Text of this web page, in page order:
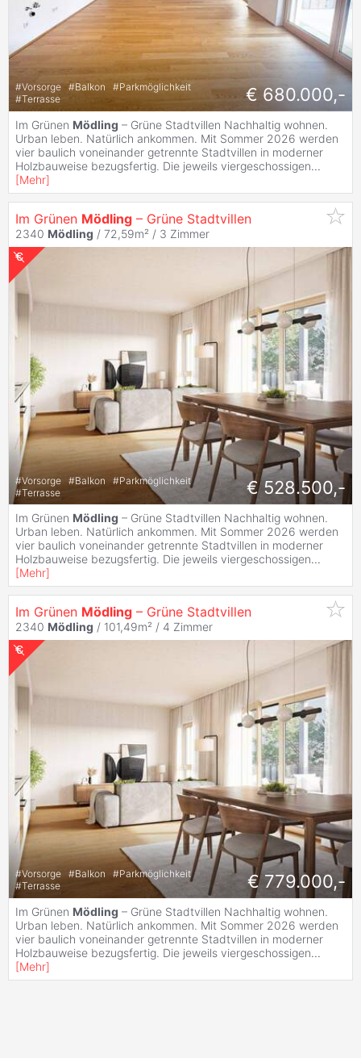
#Vorsorge #Balkon #Parkmöglichkeit
#Terrasse € 680.000,-
Im Grünen Mödling – Grüne Stadtvillen Nachhaltig wohnen.
Urban leben. Natürlich ankommen. Mit Sommer 2026 werden
vier baulich voneinander getrennte Stadtvillen in moderner
Holzbauweise bezugsfertig. Die jeweils viergeschossigen...
[Mehr]
Im Grünen Mödling – Grüne Stadtvillen
2340 Mödling / 72,59m² / 3 Zimmer
#Vorsorge #Balkon #Parkmöglichkeit
#Terrasse € 528.500,-
Im Grünen Mödling – Grüne Stadtvillen Nachhaltig wohnen.
Urban leben. Natürlich ankommen. Mit Sommer 2026 werden
vier baulich voneinander getrennte Stadtvillen in moderner
Holzbauweise bezugsfertig. Die jeweils viergeschossigen...
[Mehr]
Im Grünen Mödling – Grüne Stadtvillen
2340 Mödling / 101,49m² / 4 Zimmer
#Vorsorge #Balkon #Parkmöglichkeit
#Terrasse € 779.000,-
Im Grünen Mödling – Grüne Stadtvillen Nachhaltig wohnen.
Urban leben. Natürlich ankommen. Mit Sommer 2026 werden
vier baulich voneinander getrennte Stadtvillen in moderner
Holzbauweise bezugsfertig. Die jeweils viergeschossigen...
[Mehr]